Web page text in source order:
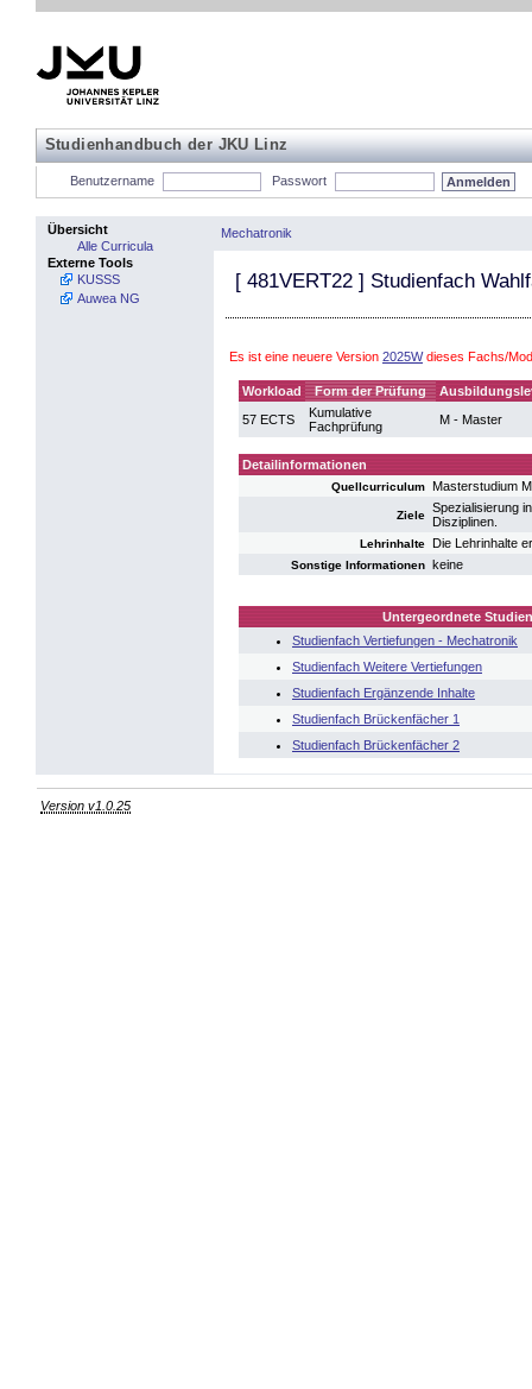
Studienhandbuch der JKU Linz
Benutzername Passwort
Übersicht
Alle Curricula
Externe Tools
KUSSS
Auwea NG
Mechatronik
[ 481VERT22 ] Studienfach
Es ist eine neuere Version 2025Wdieses Fachs/
Workload Form der Prüfung
57 ECTS
Kumulative
Fachprüfung
M - Master
Detailinformationen
Quellcurriculum Masterstudium
Ziele
Spezialisierung
Disziplinen.
Lehrinhalte Die Lehrinhalte
Sonstige Informationen keine
Untergeordnete
Studienfach Vertiefungen - Mechatronik
Studienfach Weitere Vertiefungen
Studienfach Ergänzende Inhalte
Studienfach Brückenfächer 1
Studienfach Brückenfächer 2
Version v1.0.25